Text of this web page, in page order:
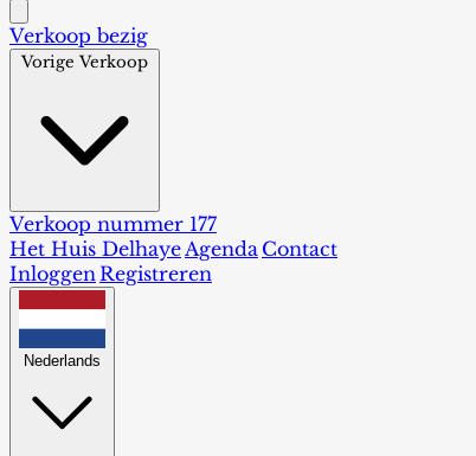
Verkoop bezig
Vorige Verkoop
Verkoop nummer 177
Het Huis DelhayeAgenda Contact
InloggenRegistreren
Nederlands